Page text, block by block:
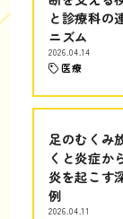
と診療科の
ニズム
2026.04.14
医療
足のむくみ
くと炎症か
炎を起こす
例
2026.04.11